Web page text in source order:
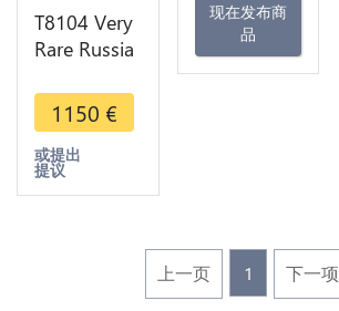
T8104 Very
Rare Russia
Catherine II
1767 MM
Overstuck
Peter III
1150 €
或提出
提议
现在发布商
品
上一页 1 下一项